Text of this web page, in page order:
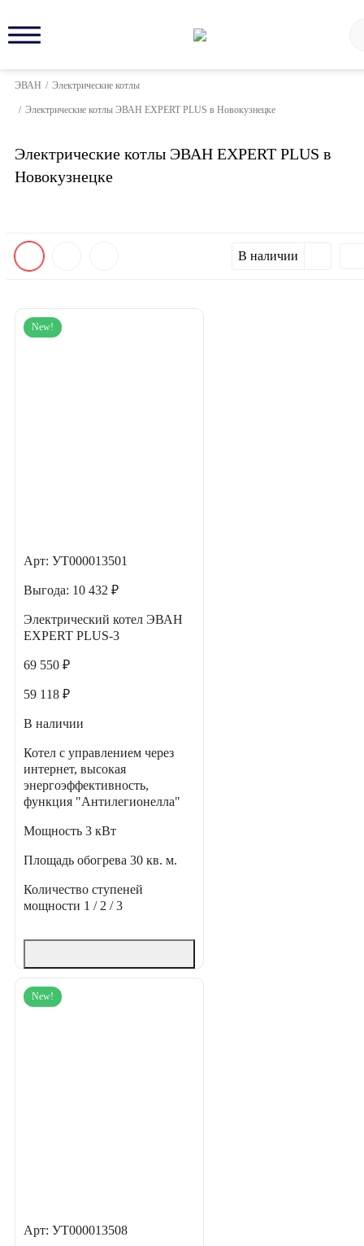
ЭВАН / Электрические котлы
/ Электрические котлы ЭВАН EXPERT PLUS в Новокузнецке
Электрические котлы ЭВАН EXPERT PLUS в
Новокузнецке
В наличии
New!
Арт: УТ000013501
Выгода: 10 432 ₽
Электрический котел ЭВАН
EXPERT PLUS-3
69 550 ₽
59 118 ₽
В наличии
Котел с управлением через
интернет, высокая
энергоэффективность,
функция "Антилегионелла"
Мощность 3 кВт
Площадь обогрева 30 кв. м.
Количество ступеней
мощности 1 / 2 / 3
New!
Арт: УТ000013508